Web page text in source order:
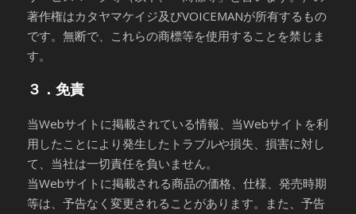
著作権はカタヤマケイジ及びVOICEMANが所有するもの
です。無断で、これらの商標等を使用することを禁じま
す。
３．免責
当Webサイトに掲載されている情報、当Webサイトを利
用したことにより発生したトラブルや損失、損害に対し
て、当社は一切責任を負いません。
当Webサイトに掲載される商品の価格、仕様、発売時期
等は、予告なく変更されることがあります。また、予告